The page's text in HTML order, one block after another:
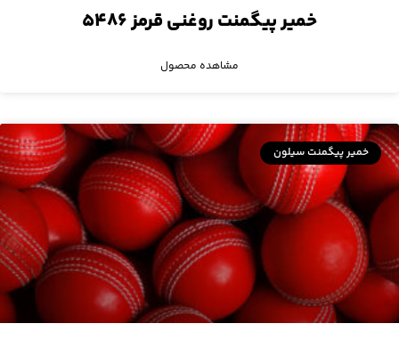
خمیر پیگمنت روغنی قرمز ۵۴۸۶
مشاهده محصول
خمیر پیگمنت سیلون